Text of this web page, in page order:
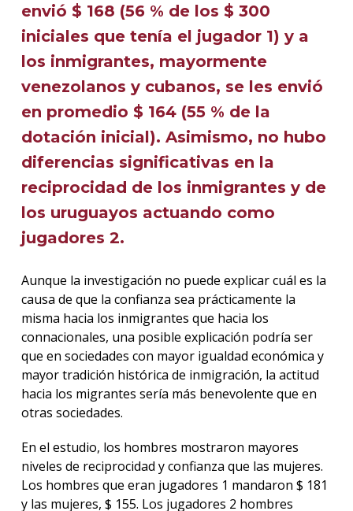
envió $ 168 (56 % de los $ 300
iniciales que tenía el jugador 1) y a
los inmigrantes, mayormente
venezolanos y cubanos, se les envió
en promedio $ 164 (55 % de la
dotación inicial). Asimismo, no hubo
diferencias significativas en la
reciprocidad de los inmigrantes y de
los uruguayos actuando como
jugadores 2.
Aunque la investigación no puede explicar cuál es la
causa de que la confianza sea prácticamente la
misma hacia los inmigrantes que hacia los
connacionales, una posible explicación podría ser
que en sociedades con mayor igualdad económica y
mayor tradición histórica de inmigración, la actitud
hacia los migrantes sería más benevolente que en
otras sociedades.
En el estudio, los hombres mostraron mayores
niveles de reciprocidad y confianza que las mujeres.
Los hombres que eran jugadores 1 mandaron $ 181
y las mujeres, $ 155. Los jugadores 2 hombres